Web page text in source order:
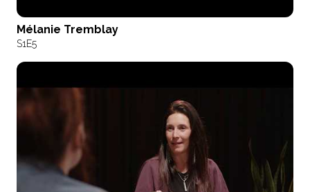
Mélanie Tremblay
S1E5